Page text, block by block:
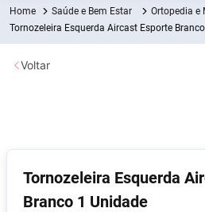
Saúde e Bem Estar Ortopedia e
Tornozeleira Esquerda Aircast Esporte
Tornozeleira Esquerda
Branco 1 Unidade
Voltar
Termos mais buscados
1º Fralda
2
5º Fralda G
6º Desodorante
7º Shampoo